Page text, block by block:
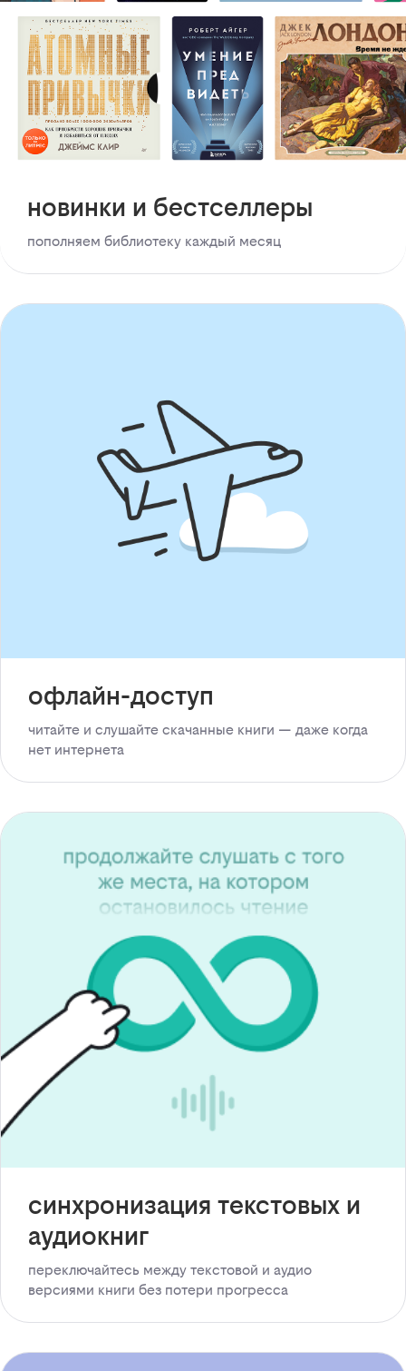
новинки и бестселлеры
пополняем библиотеку каждый месяц
офлайн-доступ
читайте и слушайте скачанные книги — даже когда
нет интернета
синхронизация текстовых и
аудиокниг
переключайтесь между текстовой и аудио
версиями книги без потери прогресса